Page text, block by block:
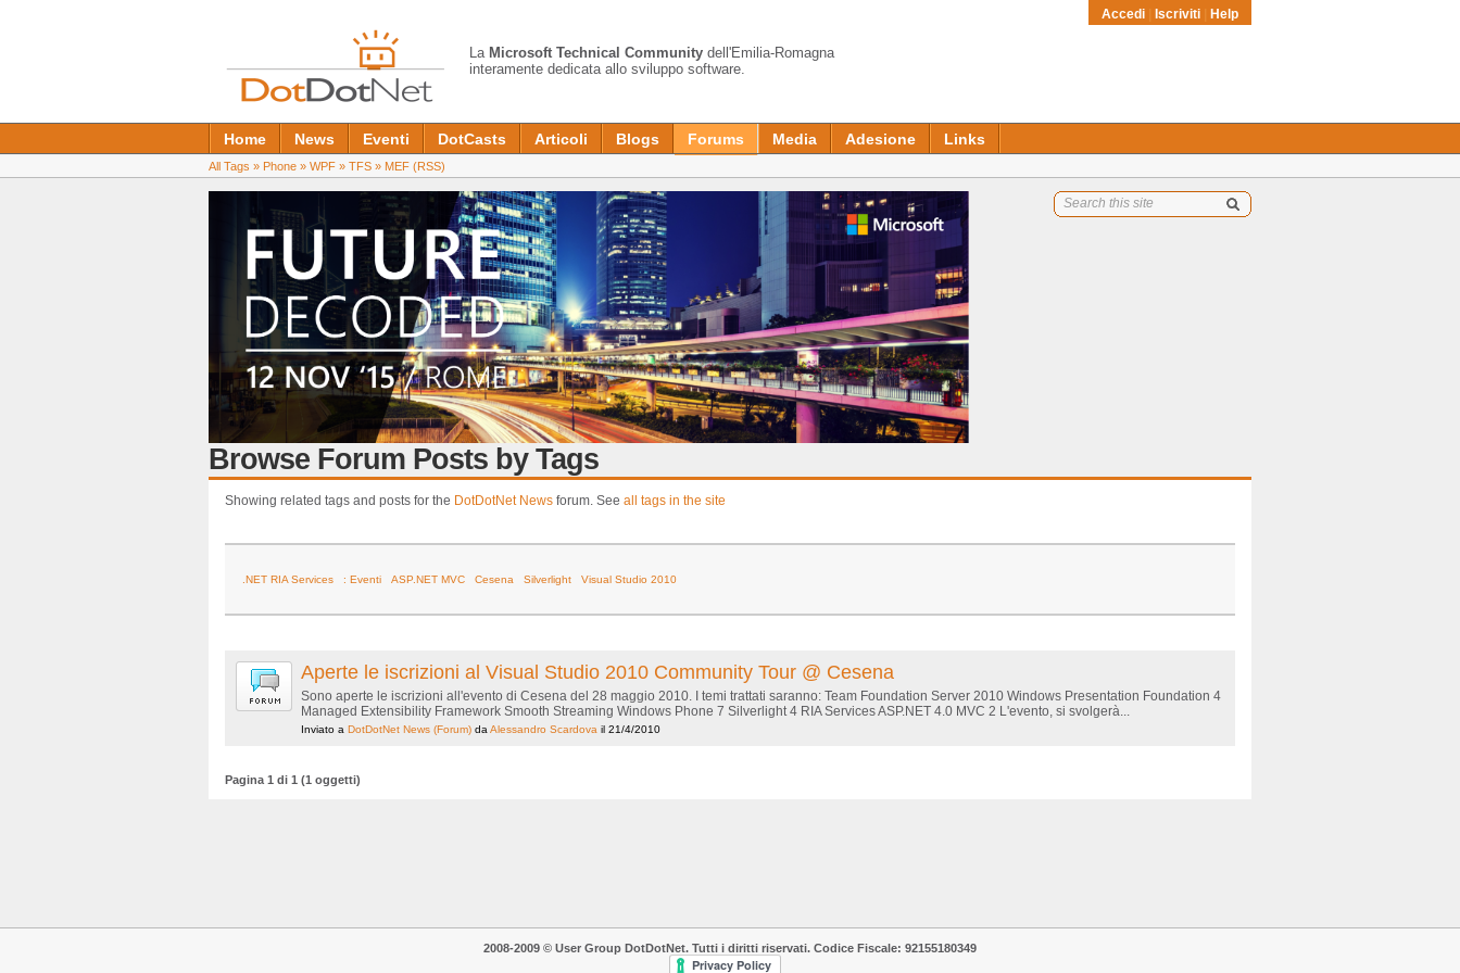
La Microsoft Technical Community dell'Emilia-Romagna
interamente dedicata allo sviluppo software.
Accedi Iscriviti Help
Home News Eventi DotCasts Articoli Blogs Forums Media Adesione Links
All Tags » Phone » WPF » TFS » MEF (RSS)
Browse Forum Posts by Tags
Showing related tags and posts for the DotDotNet News forum. See all tags in the site
.NET RIA Services : Eventi ASP.NET MVC Cesena Silverlight Visual Studio 2010
Aperte le iscrizioni al Visual Studio 2010 Community Tour @ Cesena
Sono aperte le iscrizioni all'evento di Cesena del 28 maggio 2010. I temi trattati saranno: Team Foundation Server 2010 Windows Presentation Foundation 4
Managed Extensibility Framework Smooth Streaming Windows Phone 7 Silverlight 4 RIA Services ASP.NET 4.0 MVC 2 L'evento, si svolgerà...
Inviato a DotDotNet News (Forum) daAlessandro Scardova il 21/4/2010
Pagina 1 di 1 (1 oggetti)
2008-2009 © User Group DotDotNet. Tutti i diritti riservati. Codice Fiscale: 92155180349